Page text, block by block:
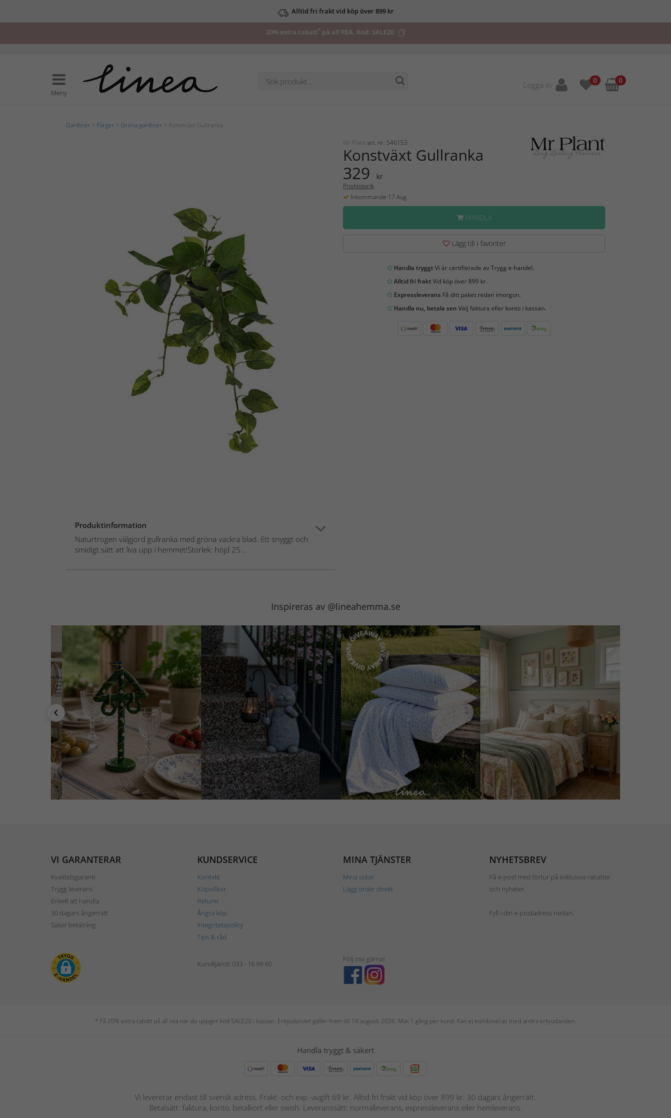
Alltid fri frakt vid köp över 899 kr
20% extra rabatt*på all REA. Kod: SALE20
Meny
Logga in 0 0
Gardiner Färger Gröna gardiner > Konstväxt Gullranka
Produktinformation
Naturtrogen välgjord gullranka med gröna vackra blad. Ett snyggt och
smidigt sätt att liva upp i hemmet!Storlek: höjd 25...
Mr Plant art. nr: 546153
Konstväxt Gullranka
329 kr
Prishistorik
Inkommande 17 Aug
HANDLA
Lägg till i favoriter
Handla tryggtVi är certifierade av Trygg e-handel.
Alltid fri fraktVid köp över 899 kr.
ExpressleveransFå ditt paket redan imorgon.
Handla nu, betala sen Välj faktura eller konto i kassan.
Inspireras av @lineahemma.se
VI GARANTERAR
Kvalitetsgaranti
Trygg leverans
Enkelt att handla
30 dagars ångerrätt
Säker betalning
KUNDSERVICE
Kontakt
Köpvillkor
Returer
Ångra köp
Integritetspolicy
Tips & råd
MINA TJÄNSTER
Mina sidor
Lägg order direkt
NYHETSBREV
Få e-post med förtur på exklusiva rabatter
och nyheter.
Fyll i din e-postadress nedan.
Kundtjänst: 033 - 16 99 60
Följ oss gärna!
* Få 20% extra rabatt på all rea när du uppger kod SALE20 i kassan. Erbjudandet gäller fram till 16 augusti 2026. Max 1 gång per kund. Kan ej kombineras med andra erbjudanden.
Handla tryggt & säkert
Vi levererar endast till svensk adress. Frakt- och exp.-avgift 69 kr. Alltid fri frakt vid köp över 899 kr. 30 dagars ångerrätt.
Betalsätt: faktura, konto, betalkort eller swish. Leveranssätt: normalleverans, expressleverans eller hemleverans.